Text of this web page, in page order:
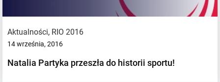
Aktualności, RIO 2016
14 września, 2016
Natalia Partyka przeszła do historii sportu!